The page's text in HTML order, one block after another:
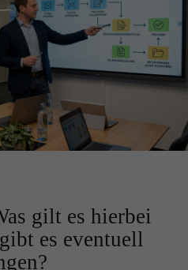
gilt es hierbei
es eventuell